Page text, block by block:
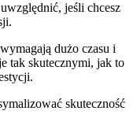
jeśli chcesz
dużo czasu i
tak skutecznymi, jak to
skuteczność